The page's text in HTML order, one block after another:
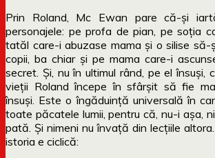
Prin Roland, Mc Ewan pare că-și
personajele: pe profa de pian, pe soția
tatăl care-i abuzase mama și o silise
copii, ba chiar și pe mama care-i
secret. Și, nu în ultimul rând, pe el însuși,
vieții Roland începe în sfârșit să fie
însuși. Este o îngăduință universală în
toate păcatele lumii, pentru că, nu-i așa,
pată. Și nimeni nu învață din lecțiile
istoria e ciclică: